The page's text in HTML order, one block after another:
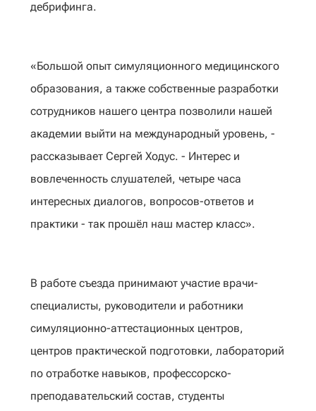
дебрифинга.
«Большой опыт симуляционного медицинского
образования, а также собственные разработки
сотрудников нашего центра позволили нашей
академии выйти на международный уровень, -
рассказывает Сергей Ходус. - Интерес и
вовлеченность слушателей, четыре часа
интересных диалогов, вопросов-ответов и
практики - так прошёл наш мастер класс».
В работе съезда принимают участие врачи-
специалисты, руководители и работники
симуляционно-аттестационных центров,
центров практической подготовки, лабораторий
по отработке навыков, профессорско-
преподавательский состав, студенты